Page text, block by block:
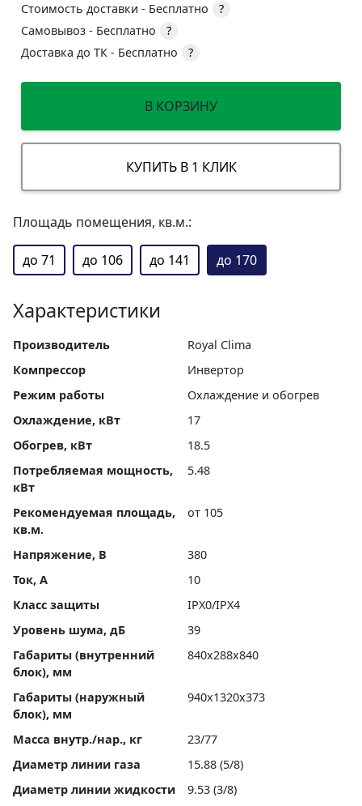
Стоимость доставки - Бесплатно
?
Самовывоз - Бесплатно
?
Доставка до ТК - Бесплатно ?
В КОРЗИНУ
КУПИТЬ В 1 КЛИК
Площадь помещения, кв.м.:
до 71 до 106 до 141 до 170
Характеристики
Производитель
Royal Clima
Компрессор
Инвертор
Режим работы
Охлаждение и обогрев
Охлаждение, кВт
17
Обогрев, кВт
18.5
Потребляемая мощность,
кВт
5.48
Рекомендуемая площадь,
кв.м.
от 105
Напряжение, В
380
Ток, А
10
Класс защиты
IPX0/IPX4
Уровень шума, дБ
39
Габариты (внутренний
блок), мм
840x288x840
Габариты (наружный
блок), мм
940x1320x373
Масса внутр./нар., кг
23/77
Диаметр линии газа
15.88 (5/8)
Диаметр линии жидкости
9.53 (3/8)